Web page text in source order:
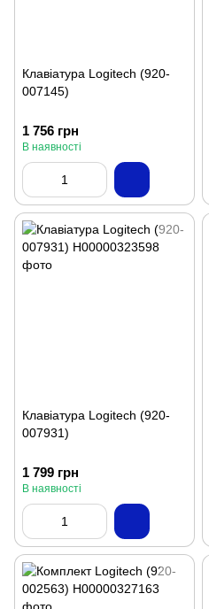
Клавіатура Logitech (920-
007145)
1 756 грн
В наявності
Клавіатура Logitech (920-
007931)
1 799 грн
В наявності